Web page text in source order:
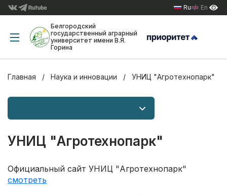
Ru En
Белгородский
государственный аграрный
университет имени В.Я.
Горина
Главная Наука и инновации УНИЦ "Агротехнопарк"
УНИЦ "Агротехнопарк"
Официальный сайт УНИЦ "Агротехнопарк"
смотреть